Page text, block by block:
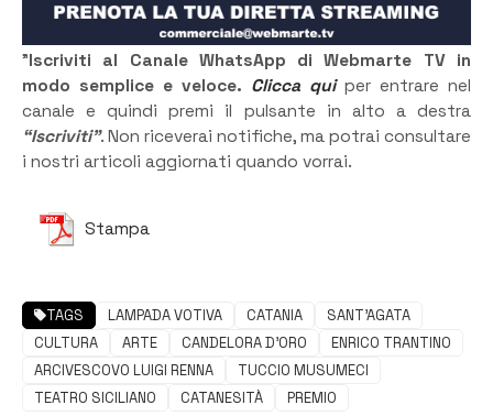
”Iscriviti al Canale WhatsApp di Webmarte TV in
modo semplice e veloce. Clicca quiper entrare nel
canale e quindi premi il pulsante in alto a destra
“Iscriviti”. Non riceverai notifiche, ma potrai consultare
i nostri articoli aggiornati quando vorrai.
Stampa
TAGS LAMPADA VOTIVA CATANIA
SANT’AGATA
CULTURA
ARTE CANDELORA D’ORO
ENRICO TRANTINO
ARCIVESCOVO LUIGI RENNA
TUCCIO MUSUMECI
TEATRO SICILIANO
CATANESITÀ PREMIO